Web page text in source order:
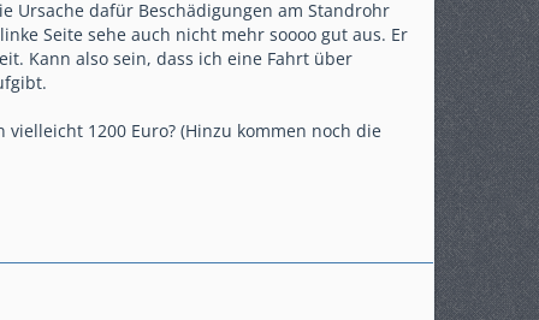
Ursache dafür Beschädigungen am Standrohr
Seite sehe auch nicht mehr soooo gut aus. Er
Kann also sein, dass ich eine Fahrt über
1200 Euro? (Hinzu kommen noch die